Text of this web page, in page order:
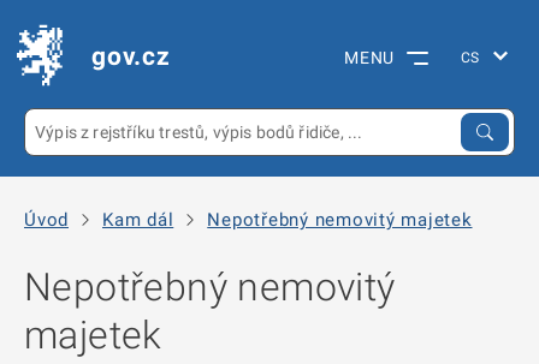
gov.cz MENU
Úvod Kam dál Nepotřebný nemovitý majetek
Nepotřebný nemovitý
majetek